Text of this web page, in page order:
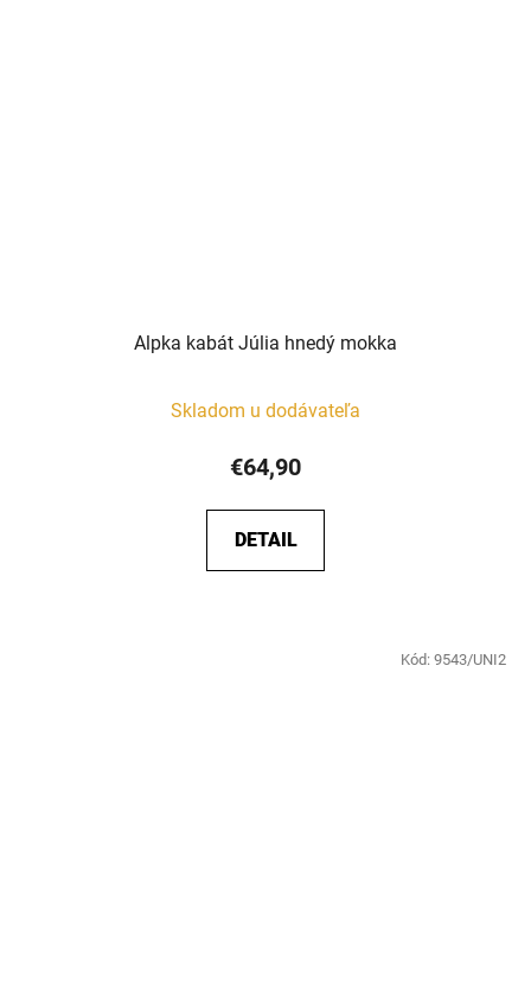
Alpka kabát Júlia hnedý mokka
Skladom u dodávateľa
€64,90
DETAIL
Kód: 9543/UNI2